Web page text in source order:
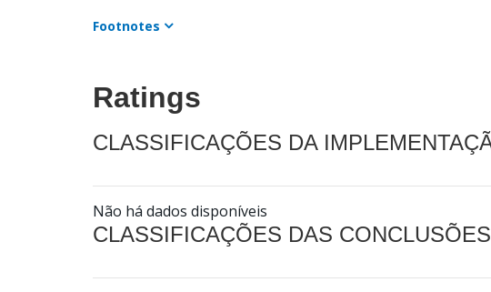
Footnotes
Ratings
CLASSIFICAÇÕES DA
Não há dados disponíveis
CLASSIFICAÇÕES DAS CONCLUSÕES